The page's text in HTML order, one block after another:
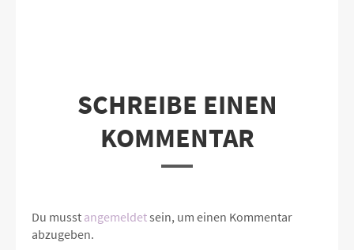
SCHREIBE EINEN
KOMMENTAR
Du musst angemeldetsein, um einen Kommentar
abzugeben.